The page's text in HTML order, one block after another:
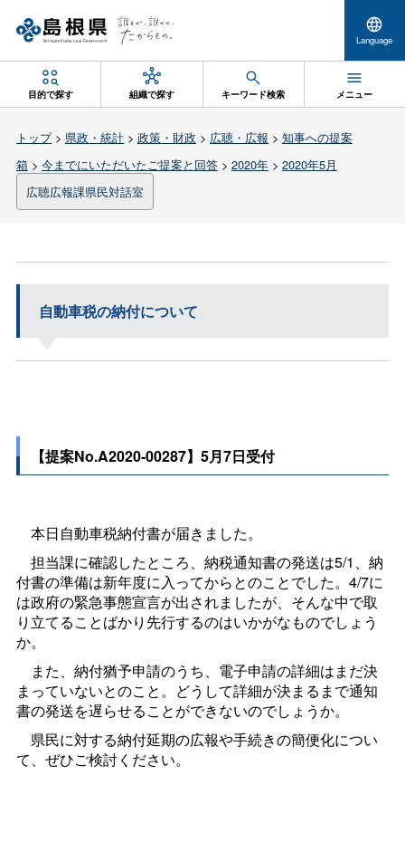
Language
目的で探す 組織で探す キーワード検索 メニュー
トップ> 県政・統計> 政策・財政 > 広聴・広報 > 知事への提案
箱> 今までにいただいたご提案と回答> 2020年> 2020年5月
広聴広報課県民対話室
自動車税の納付について
【提案No.A2020-00287】5月7日受付
本日自動車税納付書が届きました。
担当課に確認したところ、納税通知書の発送は5/1、納
付書の準備は新年度に入ってからとのことでした。4/7に
は政府の緊急事態宣言が出されましたが、そんな中で取
り立てることばかり先行するのはいかがなものでしょう
か。
また、納付猶予申請のうち、電子申請の詳細はまだ決
まっていないとのこと。どうして詳細が決まるまで通知
書の発送を遅らせることができないのでしょうか。
県民に対する納付延期の広報や手続きの簡便化につい
て、ぜひご検討ください。